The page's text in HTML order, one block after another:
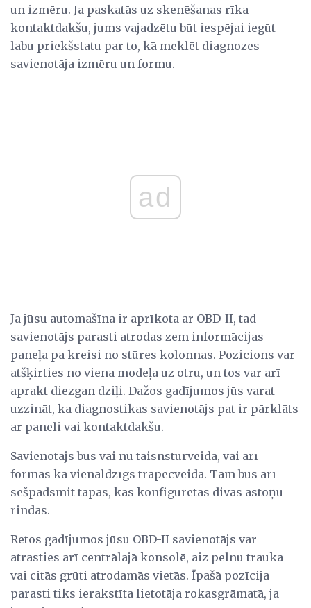
un izmēru. Ja paskatās uz skenēšanas rīka
kontaktdakšu, jums vajadzētu būt iespējai iegūt
labu priekšstatu par to, kā meklēt diagnozes
savienotāja izmēru un formu.
ad
Ja jūsu automašīna ir aprīkota ar OBD-II, tad
savienotājs parasti atrodas zem informācijas
paneļa pa kreisi no stūres kolonnas. Pozicions var
atšķirties no viena modeļa uz otru, un tos var arī
aprakt diezgan dziļi. Dažos gadījumos jūs varat
uzzināt, ka diagnostikas savienotājs pat ir pārklāts
ar paneli vai kontaktdakšu.
Savienotājs būs vai nu taisnstūrveida, vai arī
formas kā vienaldzīgs trapecveida. Tam būs arī
sešpadsmit tapas, kas konfigurētas divās astoņu
rindās.
Retos gadījumos jūsu OBD-II savienotājs var
atrasties arī centrālajā konsolē, aiz pelnu trauka
vai citās grūti atrodamās vietās. Īpašā pozīcija
parasti tiks ierakstīta lietotāja rokasgrāmatā, ja